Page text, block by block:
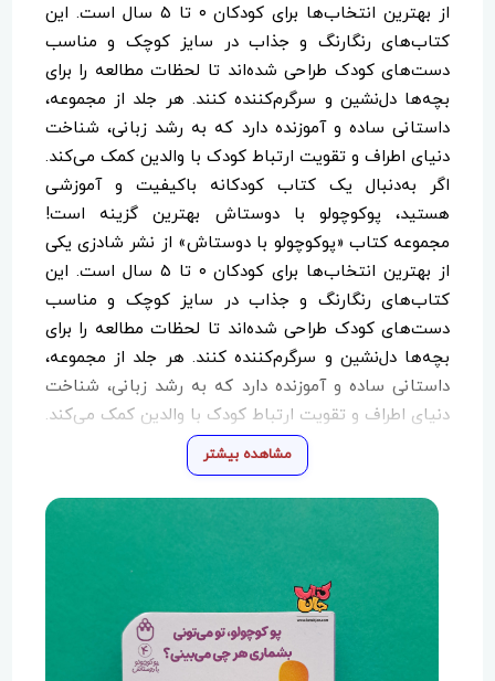
از بهترین انتخاب‌ها برای کودکان ۰ تا ۵ سال است. این
کتاب‌های رنگارنگ و جذاب در سایز کوچک و مناسب
دست‌های کودک طراحی شده‌اند تا لحظات مطالعه را برای
بچه‌ها دل‌نشین و سرگرم‌کننده کنند. هر جلد از مجموعه،
داستانی ساده و آموزنده دارد که به رشد زبانی، شناخت
دنیای اطراف و تقویت ارتباط کودک با والدین کمک می‌کند.
اگر به‌دنبال یک کتاب کودکانه باکیفیت و آموزشی
هستید، پوکوچولو با دوستاش بهترین گزینه است!
مجموعه کتاب «پوکوچولو با دوستاش» از نشر شادزی یکی
از بهترین انتخاب‌ها برای کودکان ۰ تا ۵ سال است. این
کتاب‌های رنگارنگ و جذاب در سایز کوچک و مناسب
دست‌های کودک طراحی شده‌اند تا لحظات مطالعه را برای
بچه‌ها دل‌نشین و سرگرم‌کننده کنند. هر جلد از مجموعه،
داستانی ساده و آموزنده دارد که به رشد زبانی، شناخت
دنیای اطراف و تقویت ارتباط کودک با والدین کمک می‌کند.
اگر به‌دنبال یک کتاب کودکانه باکیفیت و آموزشی
هستید، پوکوچولو با دوستاش بهترین گزینه است!
مشاهده بیشتر